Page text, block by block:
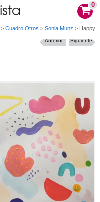
0
> Cuadro Otros > Sonia Munz > Happy
Siguiente
Anterior